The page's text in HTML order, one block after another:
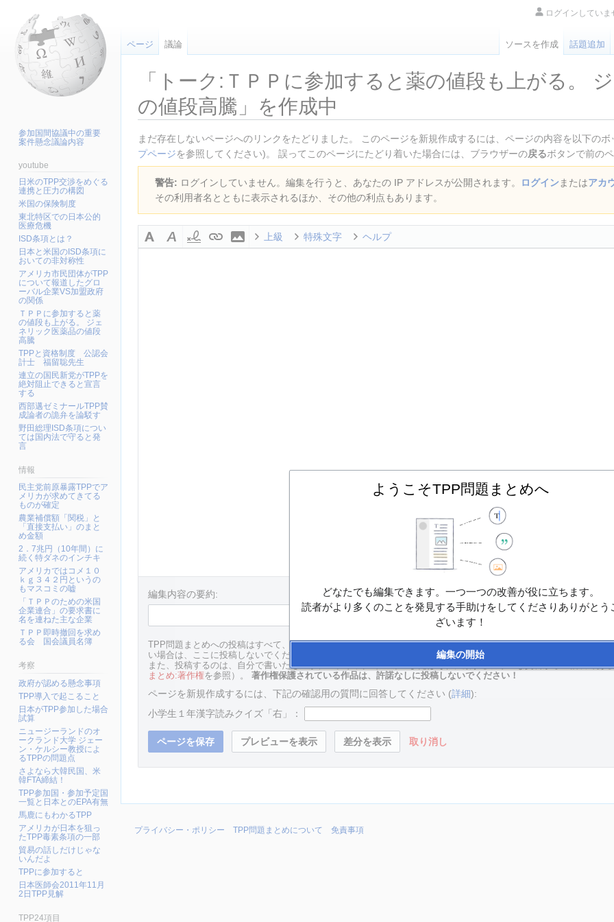
「トーク:ＴＰＰに参加すると薬の値段も上がる。
の値段高騰」を作成中
ナ
ビ
ゲ
ョ
ン
に
検
索
に
まだ存在しないページへのリンクをたどりました。 このページを新規作成するには、ページの内容を以下の
プページを参照してください)。 誤ってこのページにたどり着いた場合には、ブラウザーの戻るボタンで前の
警告: ログインしていません。編集を行うと、あなたの IP アドレスが公開されます。 ログイン またはアカ
その利用者名とともに表示されるほか、その他の利点もあります。
上級 特殊文字 ヘルプ
編集内容の要約:
TPP問題まとめへの投稿はすべて、他の投稿者によって編集、変更、除去される場合があります。 自分が書いたも
い場合は、ここに投稿しないでください。
また、投稿するのは、自分で書いたものか、パブリック ドメインまたはそれに類するフリーな資料からの複製であ
まとめ:著作権を参照）。 著作権保護されている作品は、許諾なしに投稿しないでください！
ページを新規作成するには、下記の確認用の質問に回答してください (詳細):
小学生１年漢字読みクイズ「右」：
取り消し
ログインしていま
ページ 議論 ソースを作成 話題追加
参加国間協議中の重要
案件懸念議論内容
youtube
日米のTPP交渉をめぐる
連携と圧力の構図
米国の保険制度
東北特区での日本公的
医療危機
ISD条項とは？
日本と米国のISD条項に
おいての非対称性
アメリカ市民団体がTPP
について報道したグロ
ーバル企業VS加盟政府
の関係
ＴＰＰに参加すると薬
の値段も上がる。 ジェ
ネリック医薬品の値段
高騰
TPPと資格制度 公認会
計士 福留聡先生
連立の国民新党がTPPを
絶対阻止できると宣言
する
西部邁ゼミナールTPP賛
成論者の詭弁を論駁す
野田総理ISD条項につい
ては国内法で守ると発
言
情報
民主党前原暴露TPPでア
メリカが求めてきてる
ものが確定
農業補償額「関税」と
「直接支払い」のまと
め金額
2．7兆円（10年間）に
続く特ダネのインチキ
アメリカではコメ１０
ｋｇ３４２円というの
もマスコミの嘘
「ＴＰＰのための米国
企業連合」の要求書に
名を連ねた主な企業
ＴＰＰ即時撤回を求め
る会 国会議員名簿
考察
政府が認める懸念事項
TPP導入で起こること
日本がTPP参加した場合
試算
ニュージーランドのオ
ークランド大学 ジェー
ン・ケルシー教授によ
るTPPの問題点
さよなら大韓民国、米
韓FTA締結！
TPP参加国・参加予定国
一覧と日本とのEPA有無
馬鹿にもわかるTPP
アメリカが日本を狙っ
たTPP毒素条項の一部
貿易の話しだけじゃな
いんだよ
TPPに参加すると
日本医師会2011年11月
2日TPP見解
TPP24項目
プライバシー・ポリシー TPP問題まとめについて 免責事項
ようこそTPP問題まとめへ
どなたでも編集できます。一つ一つの改善が役に立ちます。
読者がより多くのことを発見する手助けをしてくださりありがとう
ざいます！
編集の開始